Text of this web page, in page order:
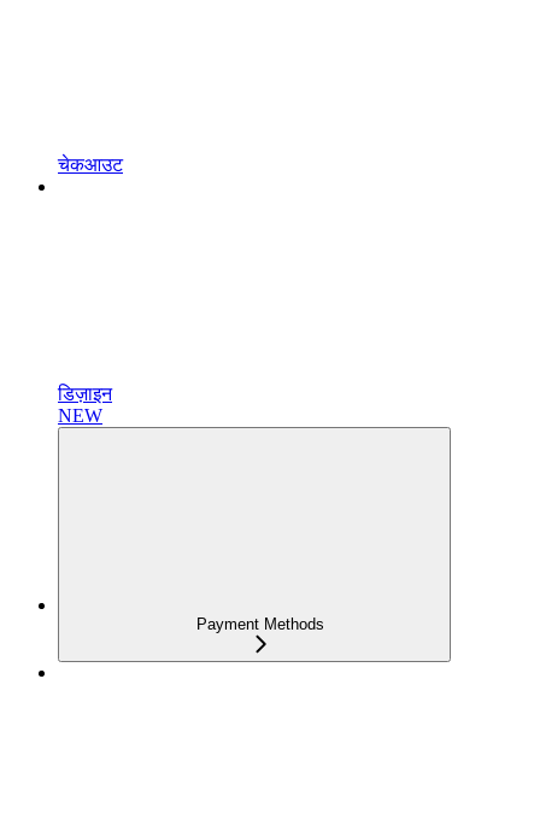
चेकआउट
डिज़ाइन
NEW
Payment Methods